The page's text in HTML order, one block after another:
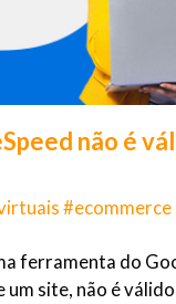
não é
#ecommerce
ferramenta do
um site, não é